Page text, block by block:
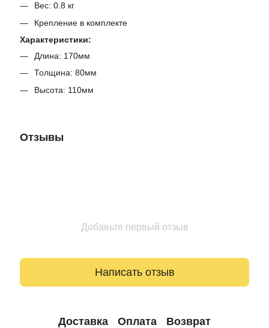
Вес: 0.8 кг
Крепление в комплекте
Характеристики:
Длина: 170мм
Толщина: 80мм
Высота: 110мм
Отзывы
Добавьте первый отзыв
Написать отзыв
Доставка Оплата Возврат